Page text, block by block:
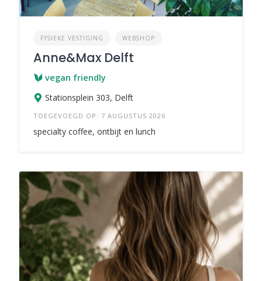
FYSIEKE VESTIGING WEBSHOP
Anne&Max Delft
vegan friendly
Stationsplein 303, Delft
TOEGEVOEGD OP: 7 AUGUSTUS 2026
specialty coffee, ontbijt en lunch